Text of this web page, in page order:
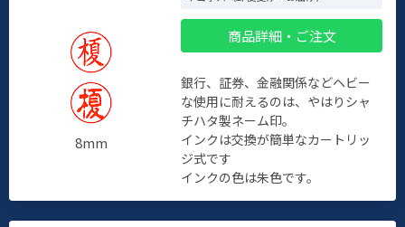
8mm
商品詳細・ご注文
銀行、証券、金融関係などヘビー
な使用に耐えるのは、やはりシャ
チハタ製ネーム印。
インクは交換が簡単なカートリッ
ジ式です
インクの色は朱色です。